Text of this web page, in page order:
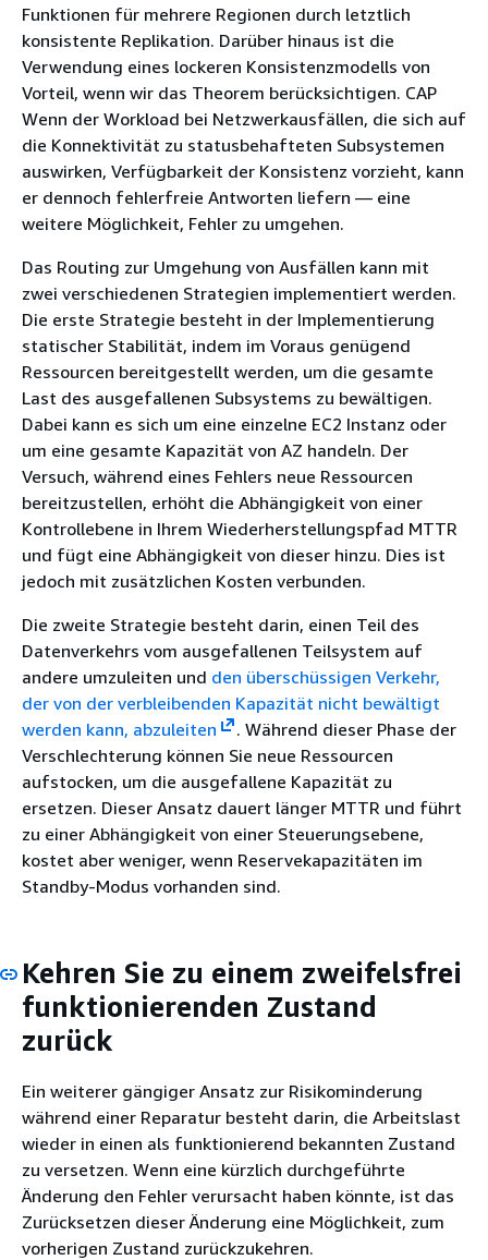
Funktionen für mehrere Regionen durch letztlich
konsistente Replikation. Darüber hinaus ist die
Verwendung eines lockeren Konsistenzmodells von
Vorteil, wenn wir das Theorem berücksichtigen. CAP
Wenn der Workload bei Netzwerkausfällen, die sich auf
die Konnektivität zu statusbehafteten Subsystemen
auswirken, Verfügbarkeit der Konsistenz vorzieht, kann
er dennoch fehlerfreie Antworten liefern — eine
weitere Möglichkeit, Fehler zu umgehen.
Das Routing zur Umgehung von Ausfällen kann mit
zwei verschiedenen Strategien implementiert werden.
Die erste Strategie besteht in der Implementierung
statischer Stabilität, indem im Voraus genügend
Ressourcen bereitgestellt werden, um die gesamte
Last des ausgefallenen Subsystems zu bewältigen.
Dabei kann es sich um eine einzelne EC2 Instanz oder
um eine gesamte Kapazität von AZ handeln. Der
Versuch, während eines Fehlers neue Ressourcen
bereitzustellen, erhöht die Abhängigkeit von einer
Kontrollebene in Ihrem Wiederherstellungspfad MTTR
und fügt eine Abhängigkeit von dieser hinzu. Dies ist
jedoch mit zusätzlichen Kosten verbunden.
Die zweite Strategie besteht darin, einen Teil des
Datenverkehrs vom ausgefallenen Teilsystem auf
andere umzuleiten und den überschüssigen Verkehr,
der von der verbleibenden Kapazität nicht bewältigt
werden kann, abzuleiten
. Während dieser Phase der
Verschlechterung können Sie neue Ressourcen
aufstocken, um die ausgefallene Kapazität zu
ersetzen. Dieser Ansatz dauert länger MTTR und führt
zu einer Abhängigkeit von einer Steuerungsebene,
kostet aber weniger, wenn Reservekapazitäten im
Standby-Modus vorhanden sind.
Kehren Sie zu einem zweifelsfrei
funktionierenden Zustand
zurück
Ein weiterer gängiger Ansatz zur Risikominderung
während einer Reparatur besteht darin, die Arbeitslast
wieder in einen als funktionierend bekannten Zustand
zu versetzen. Wenn eine kürzlich durchgeführte
Änderung den Fehler verursacht haben könnte, ist das
Zurücksetzen dieser Änderung eine Möglichkeit, zum
vorherigen Zustand zurückzukehren.